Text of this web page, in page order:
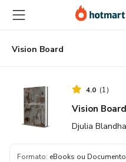
para
conteúdo
principal
para
pagamento
para
rodapé
Vision Board
4.0 (1)
Vision Board
Djulia
Formato: eBooks ou